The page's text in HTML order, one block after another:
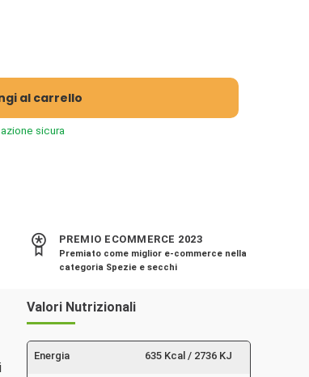
al carrello
sicura
PREMIO ECOMMERCE 2023
Premiato come miglior e-commerce nella
categoria Spezie e secchi
Valori Nutrizionali
Energia 635 Kcal / 2736 KJ